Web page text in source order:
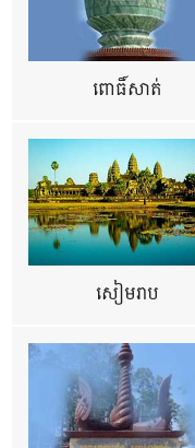
ពោធិ៍សាត់
សៀមរាប